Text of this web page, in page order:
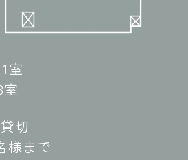
室
3室
切
様まで